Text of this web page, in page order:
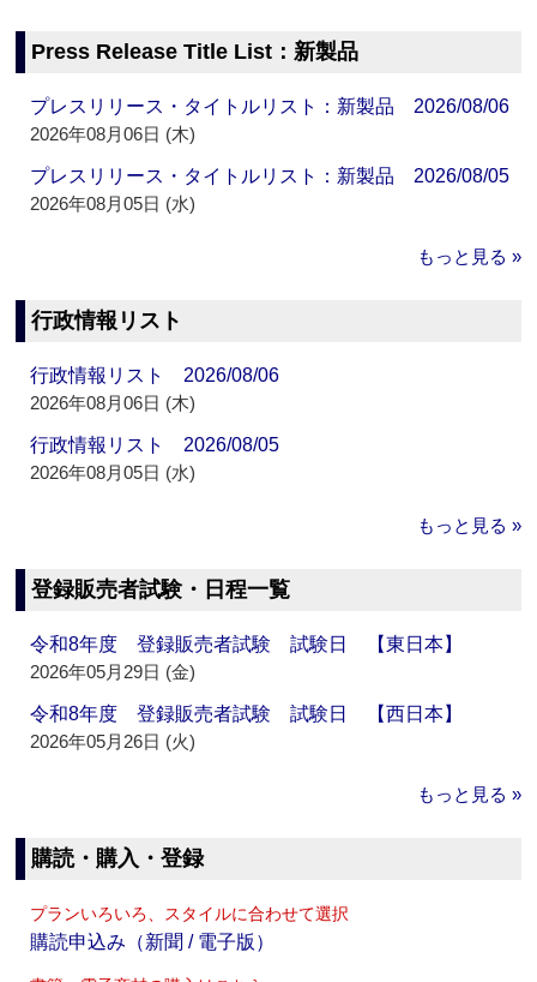
Press Release Title List：新製品
プレスリリース・タイトルリスト：新製品 2026/08/06
2026年08月06日 (木)
プレスリリース・タイトルリスト：新製品 2026/08/05
2026年08月05日 (水)
もっと見る »
行政情報リスト
行政情報リスト 2026/08/06
2026年08月06日 (木)
行政情報リスト 2026/08/05
2026年08月05日 (水)
もっと見る »
登録販売者試験・日程一覧
令和8年度 登録販売者試験 試験日 【東日本】
2026年05月29日 (金)
令和8年度 登録販売者試験 試験日 【西日本】
2026年05月26日 (火)
もっと見る »
購読・購入・登録
プランいろいろ、スタイルに合わせて選択
購読申込み（新聞 / 電子版）